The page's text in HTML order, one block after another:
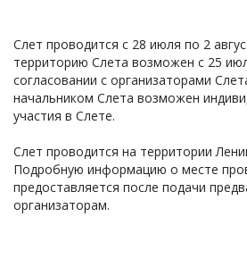
Слет проводится с 28 июля по 2
территорию Слета возможен с 25
согласовании с организаторами
начальником Слета возможен
участия в Слете.
Слет проводится на территории
Подробную информацию о месте
предоставляется после подачи
организаторам.